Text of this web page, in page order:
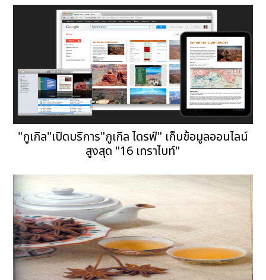
"กูเกิล"เปิดบริการ"กูเกิล ไดรฟ์" เก็บข้อมูลออนไลน์
สูงสุด "16 เทราไบท์"